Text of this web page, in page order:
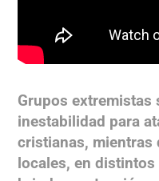
Grupos extremistas
inestabilidad para
cristianas, mientras
locales, en